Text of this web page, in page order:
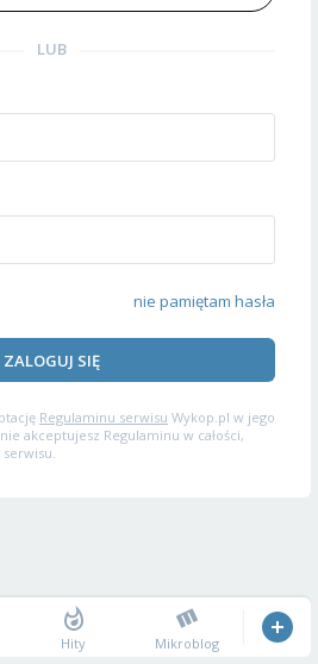
LUB
nie pamiętam hasła
ZALOGUJ SIĘ
Regulaminu serwisu Wykop.pl w jego
akceptujesz Regulaminu w całości,
Hity Mikroblog